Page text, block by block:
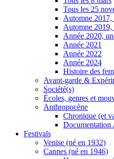
Tous les 25
Automne 2017,
Automne
Année 2020,
Année 2021
Année 2022
Année 2024
Histoire des
Avant-garde &
Société(s)
Écoles, genres et
Anthropocène
Chronique (et
Documentation
Festivals
Venise (né en 1932)
Cannes (né en 1946)